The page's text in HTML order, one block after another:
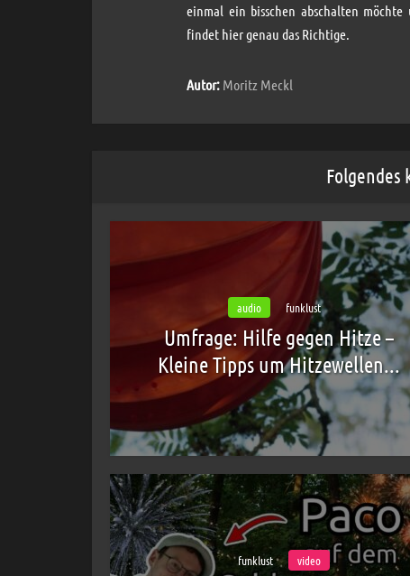
einmal ein bisschen abschalten
findet hier genau das Richtige.
Autor: Moritz Meckl
Folgendes
audio funklust
Umfrage: Hilfe gegen Hitze –
Kleine Tipps um Hitzewellen...
funklust video